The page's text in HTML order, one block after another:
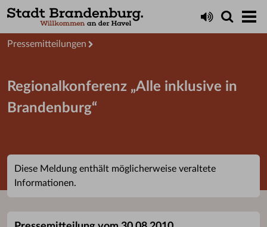
Presseservice
Pressemitteilungen
Regionalkonferenz „Alle inklusive in
Brandenburg“
Diese Meldung enthält möglicherweise veraltete
Informationen.